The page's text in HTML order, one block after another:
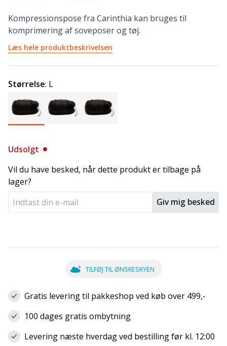
Kompressionspose fra Carinthia kan bruges til
komprimering af soveposer og tøj.
Læs hele produktbeskrivelsen
Størrelse: L
Udsolgt
Vil du have besked, når dette produkt er tilbage på
lager?
Giv mig besked
TILFØJ TIL ØNSKESKYEN
Gratis levering til pakkeshop ved køb over 499,-
100 dages gratis ombytning
Levering næste hverdag ved bestilling før kl. 12:00